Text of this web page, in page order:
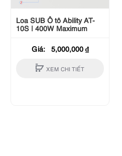
Loa SUB Ô tô Ability AT-
10S | 400W Maximum
Giá: 5,000,000 ₫
XEM CHI TIẾT